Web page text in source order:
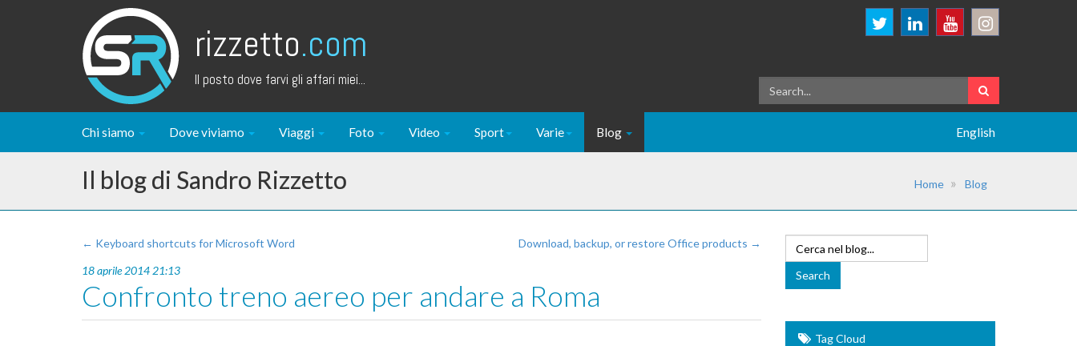
rizzetto.com
Il posto dove farvi gli affari miei...
Chi siamo Dove viviamo Viaggi Foto Video Sport Varie Blog English
Il blog di Sandro Rizzetto Home Blog
← Keyboard shortcuts for Microsoft Word
Download, backup, or restore Office products →
18 aprile 2014 21:13
Confronto treno aereo per andare a Roma
Tag Cloud